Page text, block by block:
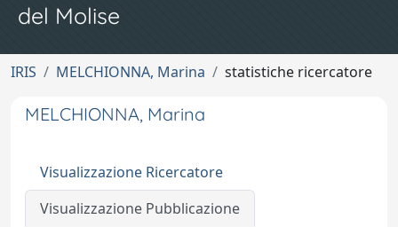
del Molise
IRIS MELCHIONNA, Marina statistiche ricercatore
MELCHIONNA, Marina
Visualizzazione Ricercatore
Visualizzazione Pubblicazione